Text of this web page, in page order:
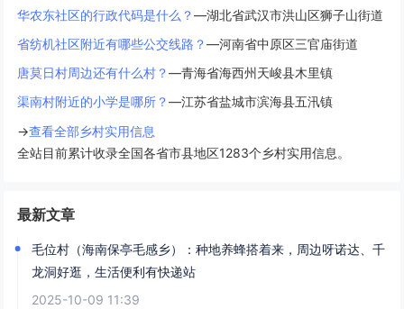
华农东社区的行政代码是什么？—湖北省武汉市洪山区狮子山街道
省纺机社区附近有哪些公交线路？—河南省中原区三官庙街道
唐莫日村周边还有什么村？—青海省海西州天峻县木里镇
渠南村附近的小学是哪所？—江苏省盐城市滨海县五汛镇
→查看全部乡村实用信息
全站目前累计收录全国各省市县地区1283个乡村实用信息。
最新文章
毛位村（海南保亭毛感乡）：种地养蜂搭着来，周边呀诺达、千
龙洞好逛，生活便利有快递站
2025-10-09 11:39